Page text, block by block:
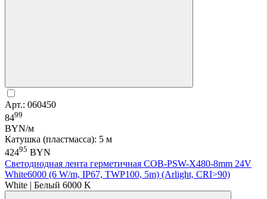
Арт.: 060450
8499
BYN/м
Катушка (пластмасса): 5 м
42495 BYN
Светодиодная лента герметичная COB-PSW-X480-8mm 24V
White6000 (6 W/m, IP67, TWP100, 5m) (Arlight, CRI>90)
White | Белый 6000 K